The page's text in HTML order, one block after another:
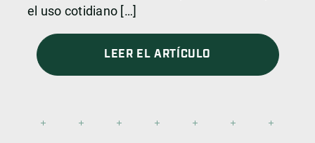
el uso cotidiano […]
LEER EL ARTÍCULO